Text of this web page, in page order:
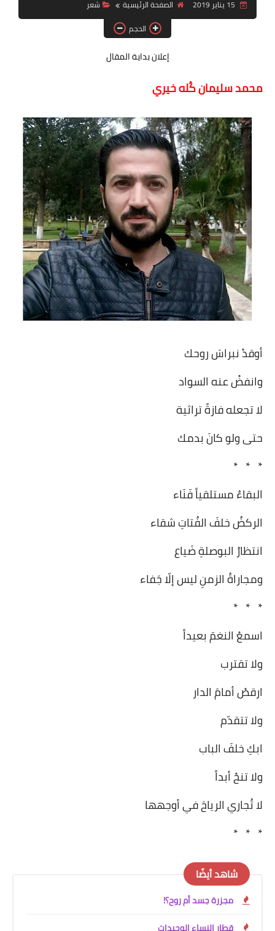
قصة قصيرة جداً
حوارات
فنون
شخصيات
ذاكرة كوباني
مواهب جديدة
منوعات
على مقام سبا
فيديوهات
الصفحة الرئيسية
شعر
الحجم
إعلان بداية المقال
محمد سليمان كُله خيري
أوقدْ نبراسَ روحك
وانفضْ عنه السواد
لا تجعله فازةً تراثية
حتى ولو كانَ بدمك
* * *
البقاءُ مستلقياً فَنَاء
الركضُ خلفَ الفُتاتِ شقاء
انتظارُ البوصلةِ ضَياع
ومجاراةُ الزمنِ ليس إلّا جَفاء
* * *
اسمعْ النغمَ بعيداً
ولا تقترب
ارقصْ أمامَ الدار
ولا تتقدّم
ابكِ خلفَ الباب
ولا تنحْ أبداً
لا تُجاري الرياحَ في أوجهها
* * *
شاهد أيضًا
مجزرة جسد أم روح؟!